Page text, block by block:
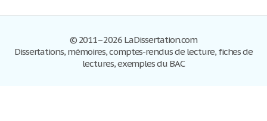
© 2011–2026 LaDissertation.com
Dissertations, mémoires, comptes-rendus de lecture, fiches de
lectures, exemples du BAC